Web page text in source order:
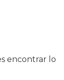
encontrar lo